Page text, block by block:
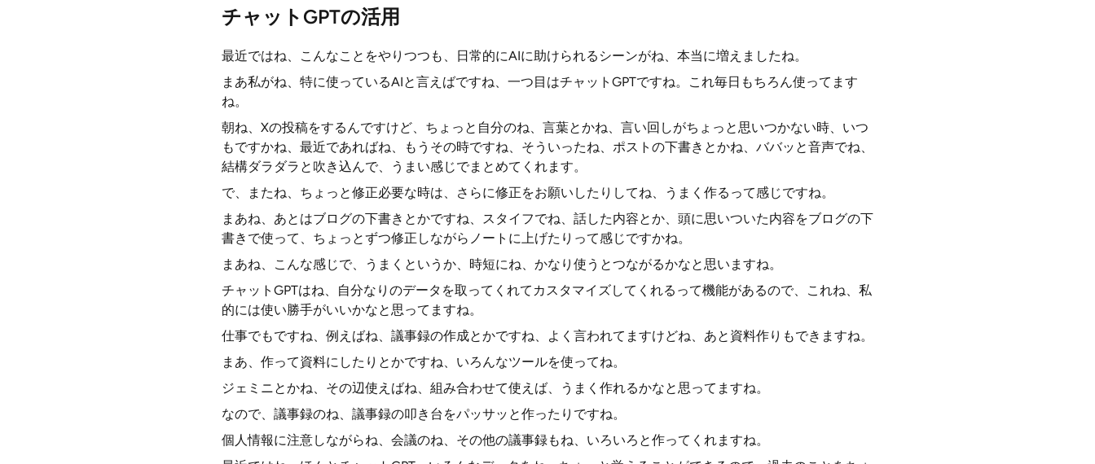
チャットGPTの活用
最近ではね、こんなことをやりつつも、日常的にAIに助けられるシーンがね、本当に増えましたね。
まあ私がね、特に使っているAIと言えばですね、一つ目はチャットGPTですね。これ毎日もちろん使ってます
ね。
朝ね、Xの投稿をするんですけど、ちょっと自分のね、言葉とかね、言い回しがちょっと思いつかない時、いつ
もですかね、最近であればね、もうその時ですね、そういったね、ポストの下書きとかね、ババッと音声でね、
結構ダラダラと吹き込んで、うまい感じでまとめてくれます。
で、またね、ちょっと修正必要な時は、さらに修正をお願いしたりしてね、うまく作るって感じですね。
まあね、あとはブログの下書きとかですね、スタイフでね、話した内容とか、頭に思いついた内容をブログの下
書きで使って、ちょっとずつ修正しながらノートに上げたりって感じですかね。
まあね、こんな感じで、うまくというか、時短にね、かなり使うとつながるかなと思いますね。
チャットGPTはね、自分なりのデータを取ってくれてカスタマイズしてくれるって機能があるので、これね、私
的には使い勝手がいいかなと思ってますね。
仕事でもですね、例えばね、議事録の作成とかですね、よく言われてますけどね、あと資料作りもできますね。
まあ、作って資料にしたりとかですね、いろんなツールを使ってね。
ジェミニとかね、その辺使えばね、組み合わせて使えば、うまく作れるかなと思ってますね。
なので、議事録のね、議事録の叩き台をパッサッと作ったりですね。
個人情報に注意しながらね、会議のね、その他の議事録もね、いろいろと作ってくれますね。